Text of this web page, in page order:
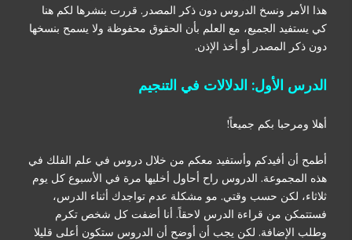
هذا الأمر ونسخ الدروس دون ذكر المصدر. قررت بنشرها لكم هنا
كي يستفيد الجميع، مع العلم بأن الحقوق محفوظة ولا يسمح بنسخها
دون ذكر المصدر أو أخذ الإذن.
الدرس الأول: الدلالات في التنجيم
أهلا ومرحبا بكم جميعاً!
أطمح أن أفيدكم وأستفيد معكم من خلال دروس في علم الفلك في
هذه المجموعة. الدروس راح أحاول أخليها مرة في الأسبوع كل يوم
ثلاثاء، لكن حسب وقتي. مو مشكلة عدم تواجدك أثناء الدرس،
فستتمكن من قراءة الدرس لاحقاً. أنا أضفت كل شخص تكرم
وطلب الإضافة. لكن يجب أن أوضح أن الدروس ستكون أعلى قليلا